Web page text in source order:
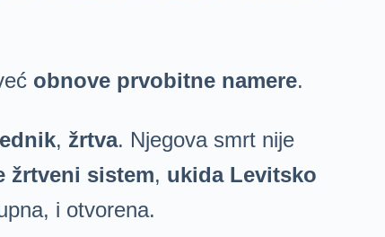
obnove prvobitne namere.
, žrtva. Njegova smrt nije
žrtveni sistem, ukida Levitsko
i otvorena.